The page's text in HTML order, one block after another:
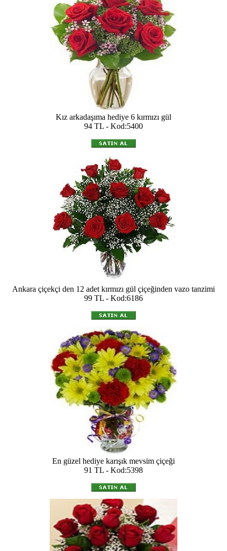
Kız arkadaşıma hediye 6 kırmızı gül
94 TL - Kod:5400
Ankara çiçekçi den 12 adet kırmızı gül çiçeğinden vazo tanzimi
99 TL - Kod:6186
En güzel hediye karışık mevsim çiçeği
91 TL - Kod:5398